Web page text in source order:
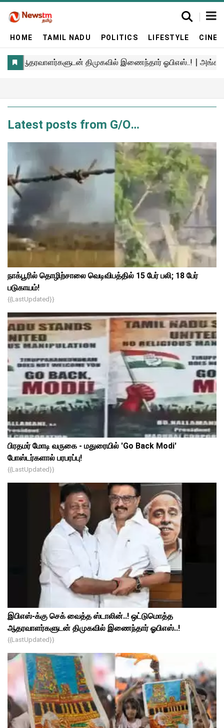
HOME TAMIL NADU POLITICS LIFESTYLE
Latest posts from G/O
Media
நாக்பூரில் தொழிற்சாலை வெடிவிபத்தில் 15 பேர் பலி; 18 பேர்
படுகாயம்!
{{lastUpdated}}
பிரதமர் மோடி வருகை - மதுரையில் 'Go Back Modi'
போஸ்டர்களால் பரபரப்பு!
{{lastUpdated}}
இபிஎஸ்-க்கு செக் வைத்த ஸ்டாலின்..! ஒட்டுமொத்த
ஆதரவாளர்களுடன் திமுகவில் இணைந்தார் ஓபிஎஸ்..!
{{lastUpdated}}